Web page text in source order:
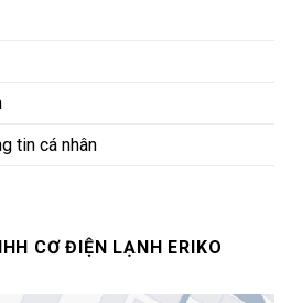
tin cá nhân
CƠ ĐIỆN LẠNH ERIKO